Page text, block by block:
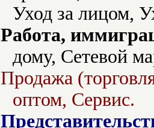
Уход за лицом,
Работа,
дому, Сетевой
Продажа
оптом, Сервис.